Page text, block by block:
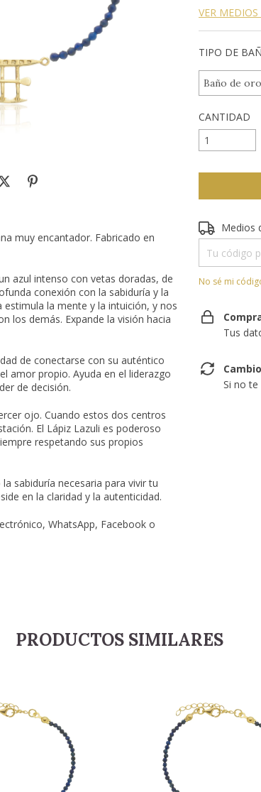
muy encantador. Fabricado en
azul intenso con vetas doradas, de
conexión con la sabiduría y la
la mente y la intuición, y nos
los demás. Expande la visión hacia
de conectarse con su auténtico
amor propio. Ayuda en el liderazgo
de decisión.
ojo. Cuando estos dos centros
El Lápiz Lazuli es poderoso
respetando sus propios
sabiduría necesaria para vivir tu
en la claridad y la autenticidad.
WhatsApp, Facebook o
VER
TIPO DE
CANTIDAD
EntregasMedios
No sé mi
Tus
Si no
PRODUCTOS SIMILARES